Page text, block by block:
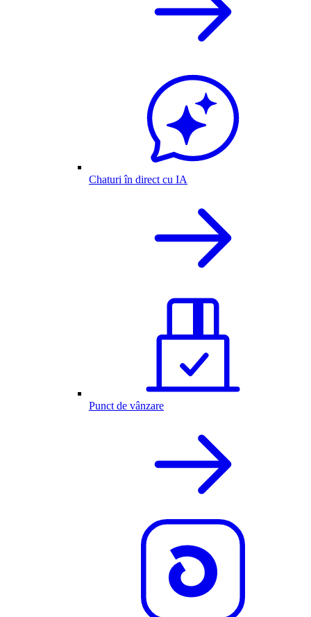
Chaturi în direct cu IA
Punct de vânzare